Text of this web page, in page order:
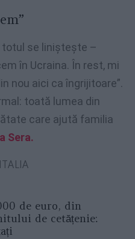
totul se liniștește –
în Ucraina. În rest, mi
nou aici ca îngrijitoare”.
toată lumea din
care ajută familia
Sera.
de euro, din
de cetățenie: